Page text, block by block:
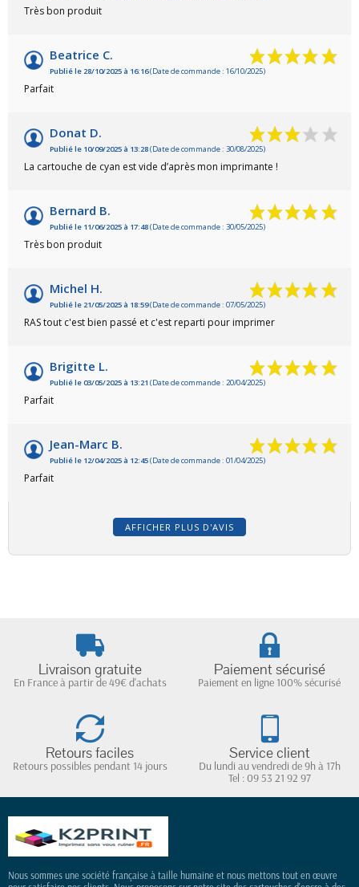
Très bon produit
Beatrice C.
Publié le 28/10/2025 à 16:16(Date de commande : 16/10/2025)
Parfait
Donat D.
Publié le 10/09/2025 à 13:28(Date de commande : 30/08/2025)
La cartouche de cyan est vide d’après mon imprimante !
Bernard B.
Publié le 11/06/2025 à 17:48(Date de commande : 30/05/2025)
Très bon produit
Michel H.
Publié le 21/05/2025 à 18:59(Date de commande : 07/05/2025)
RAS tout c'est bien passé et c'est reparti pour imprimer
Brigitte L.
Publié le 03/05/2025 à 13:21 (Date de commande : 20/04/2025)
Parfait
Jean-Marc B.
Publié le 12/04/2025 à 12:45(Date de commande : 01/04/2025)
Parfait
AFFICHER PLUS D'AVIS
Livraison gratuite
En France à partir de 49€ d'achats
Paiement sécurisé
Paiement en ligne 100% sécurisé
Retours faciles
Retours possibles pendant 14 jours
Service client
Du lundi au vendredi de 9h à 17h
Tel : 09 53 21 92 97
Nous sommes une société française à taille humaine et nous mettons tout en œuvre